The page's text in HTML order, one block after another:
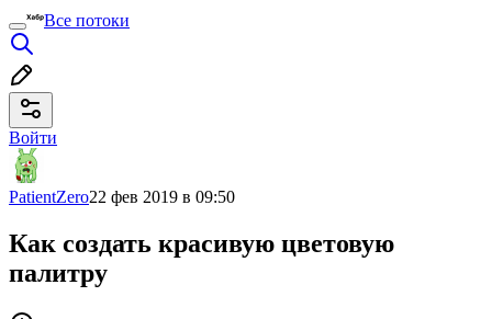
Все потоки
Войти
PatientZero22 фев 2019 в 09:50
Как создать красивую цветовую
палитру